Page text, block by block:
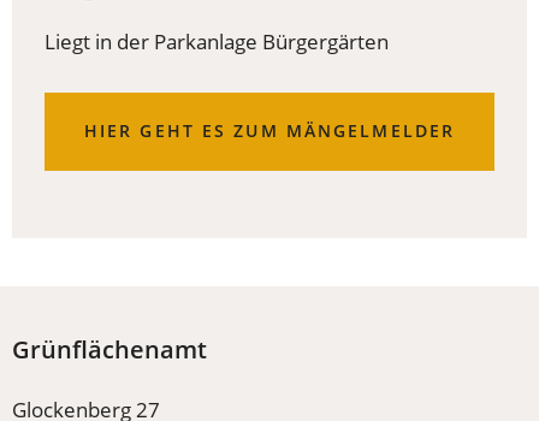
Liegt in der Parkanlage Bürgergärten
HIER GEHT ES ZUM MÄNGELMELDER
(ÖFFNET
EINEM
Grünflächenamt
Glockenberg 27